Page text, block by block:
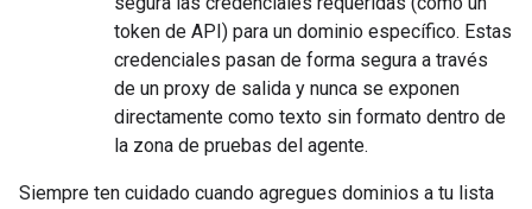
token de API) para un dominio específico. Estas
credenciales pasan de forma segura a través
de un proxy de salida y nunca se exponen
directamente como texto sin formato dentro de
la zona de pruebas del agente.
Siempre ten cuidado cuando agregues dominios a tu lista